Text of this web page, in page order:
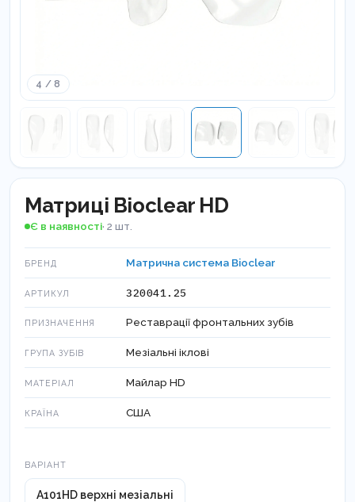
4 / 8
Матриці Bioclear HD
Є в наявності· 2 шт.
БРЕНД Матрична система Bioclear
АРТИКУЛ 320041.25
ПРИЗНАЧЕННЯ Реставрації фронтальних зубів
ГРУПА ЗУБІВ Мезіальні іклові
МАТЕРІАЛ Майлар HD
КРАЇНА США
ВАРІАНТ
A101HD верхні мезіальні